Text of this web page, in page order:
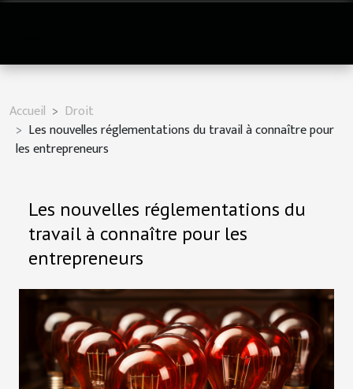
Accueil
Droit
Les nouvelles réglementations du travail à connaître pour
les entrepreneurs
Les nouvelles réglementations du
travail à connaître pour les
entrepreneurs